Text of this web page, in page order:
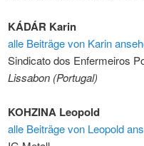
KÁDÁR Karin
alle Beiträge von Karin
Sindicato dos Enfermeiros
Lissabon (Portugal)
KOHZINA Leopold
alle Beiträge von Leopold